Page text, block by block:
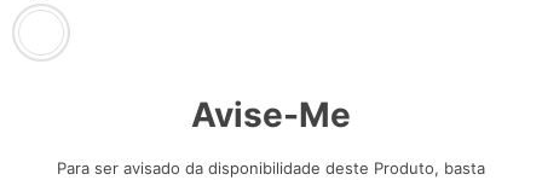
Avise-Me
Para ser avisado da disponibilidade deste Produto, basta